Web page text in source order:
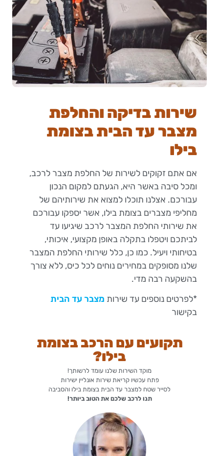
שירות בדיקה והחלפת
מצבר עד הבית בצומת
בילו
אם אתם זקוקים לשירות של החלפת מצבר לרכב,
ומכל סיבה באשר היא, הגעתם למקום הנכון
עבורכם. אצלנו תוכלו למצוא את שירותיהם של
מחליפי מצברים בצומת בילו, אשר יספקו עבורכם
את שירותי החלפת המצבר לרכב שיגיעו עד
לביתכם ויטפלו בתקלה באופן מקצועי, איכותי,
בטיחותי ויעיל. כמו כן, כלל שירותי החלפת המצבר
שלנו מסופקים במחירים נוחים לכל כיס, ללא צורך
בהשקעה רבה מדי.
*לפרטים נוספים עד שירות מצבר עד הבית
בקישור
תקועים עם הרכב בצומת
בילו?
מוקד השירות שלנו עומד לרשותך!
פתח עכשיו קריאת שירות אונליין ישירות
לסייר שטח למצבר עד הבית בצומת בילו והסביבה
תנו לרכב שלכם את הטוב ביותר!